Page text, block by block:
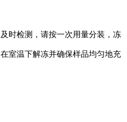
时检测，请按一次用量分装，冻
室温下解冻并确保样品均匀地充